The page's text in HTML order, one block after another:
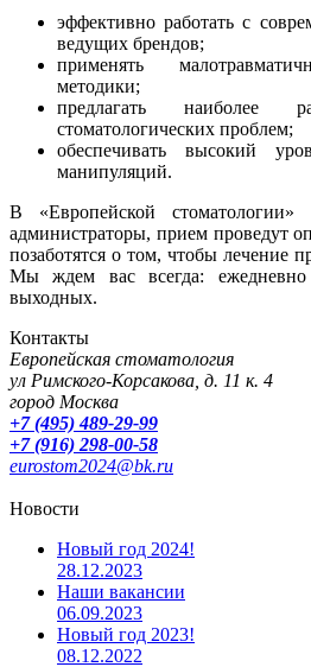
эффективно работать с
ведущих брендов;
применять
методики;
предлагать наиболее
стоматологических проблем;
обеспечивать высокий
манипуляций.
В «Европейской стоматологии»
администраторы, прием проведут
позаботятся о том, чтобы лечение
Мы ждем вас всегда:
выходных.
Контакты
Европейская стоматология
ул Римского-Корсакова, д. 11 к. 4
город Москва
+7 (495) 489-29-99
+7 (916) 298-00-58
eurostom2024@bk.ru
Новости
Новый год 2024!
28.12.2023
Наши вакансии
06.09.2023
Новый год 2023!
08.12.2022